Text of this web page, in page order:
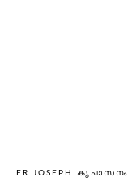
FR JOSEPH കൃപാസനം